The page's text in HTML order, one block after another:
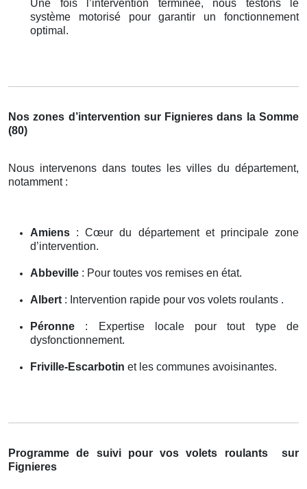
Une fois l’intervention terminée, nous testons le
système motorisé pour garantir un fonctionnement
optimal.
Nos zones d’intervention sur Fignieres dans la Somme
(80)
Nous intervenons dans toutes les villes du département,
notamment :
Amiens : Cœur du département et principale zone
d’intervention.
Abbeville : Pour toutes vos remises en état.
Albert : Intervention rapide pour vos volets roulants .
Péronne : Expertise locale pour tout type de
dysfonctionnement.
Friville-Escarbotin et les communes avoisinantes.
Programme de suivi pour vos volets roulants
sur
Fignieres